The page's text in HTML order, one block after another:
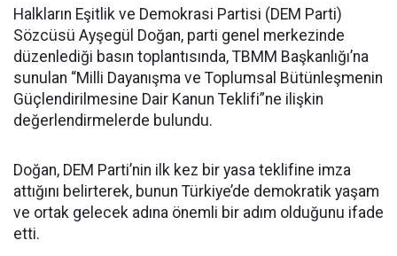
Halkların Eşitlik ve Demokrasi Partisi (DEM Parti)
Sözcüsü Ayşegül Doğan, parti genel merkezinde
düzenlediği basın toplantısında, TBMM Başkanlığı’na
sunulan “Milli Dayanışma ve Toplumsal Bütünleşmenin
Güçlendirilmesine Dair Kanun Teklifi”ne ilişkin
değerlendirmelerde bulundu.
Doğan, DEM Parti’nin ilk kez bir yasa teklifine imza
attığını belirterek, bunun Türkiye’de demokratik yaşam
ve ortak gelecek adına önemli bir adım olduğunu ifade
etti.